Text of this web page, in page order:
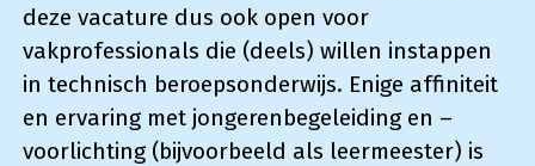
deze vacature dus ook open voor
vakprofessionals die (deels) willen instappen
in technisch beroepsonderwijs. Enige affiniteit
en ervaring met jongerenbegeleiding en –
voorlichting (bijvoorbeeld als leermeester) is